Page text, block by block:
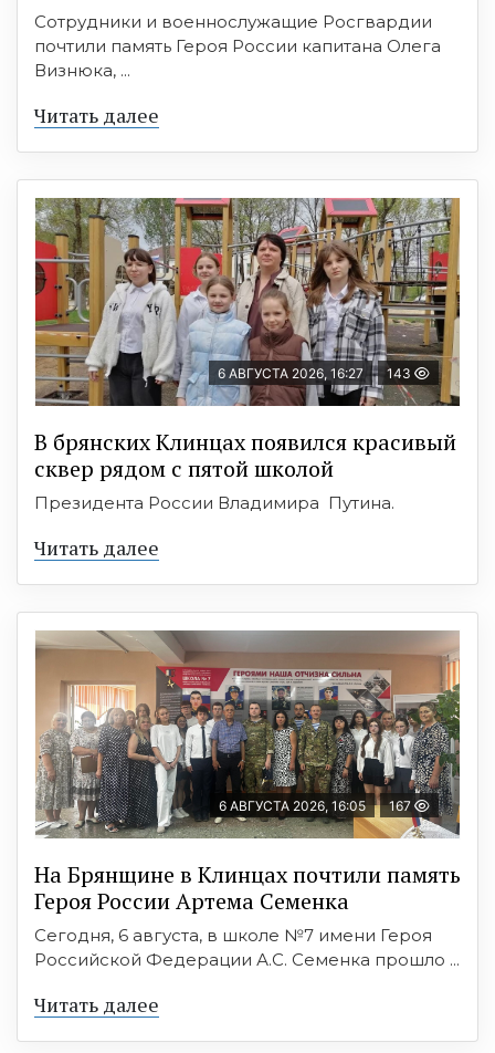
Сотрудники и военнослужащие Росгвардии
почтили память Героя России капитана Олега
Визнюка, ...
Читать далее
6 АВГУСТА 2026, 16:27 143
В брянских Клинцах появился красивый
сквер рядом с пятой школой
Президента России Владимира Путина.
Читать далее
6 АВГУСТА 2026, 16:05 167
На Брянщине в Клинцах почтили память
Героя России Артема Семенка
Сегодня, 6 августа, в школе №7 имени Героя
Российской Федерации А.С. Семенка прошло ...
Читать далее